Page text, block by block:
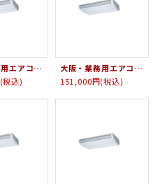
大阪・業務用エアコン 三菱重工 天吊形 シングルタイプ FDEXP454HAG3AG 45形（1.8馬力） SAISONINVERTER FDEシリーズ 三相200V
(税込)
大阪・業務用エアコン 三菱重工 天吊形 シングルタイプ FDEXP504HKAG3AG 50形（2馬力） SAISONINVERTER FDEシリーズ 単相200V
151,000円(税込)